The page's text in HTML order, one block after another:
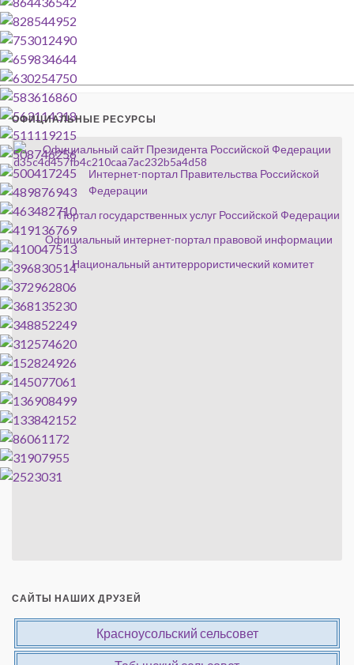
ОФИЦИАЛЬНЫЕ РЕСУРСЫ
Официальный сайт Президента Российской Федерации
Интернет-портал Правительства Российской
Федерации
Портал государственных услуг Российской Федерации
Официальный интернет-портал правовой информации
Национальный антитеррористический комитет
САЙТЫ НАШИХ ДРУЗЕЙ
Красноусольский сельсовет